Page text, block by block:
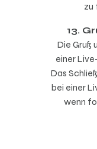
zu
13.
Die Gruß
einer
Das
bei einer
wenn